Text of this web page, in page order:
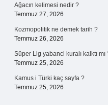
Ağacın kelimesi nedir ?
Temmuz 27, 2026
Kozmopolitik ne demek tarih ?
Temmuz 26, 2026
Süper Lig yabanci kuralı kalktı mı
Temmuz 25, 2026
Kamus i Türki kaç sayfa ?
Temmuz 25, 2026